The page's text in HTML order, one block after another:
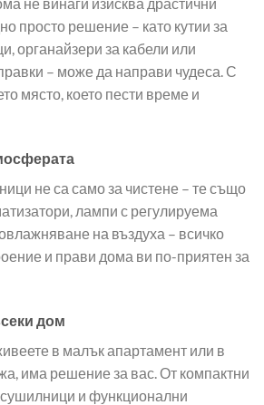
просто решение – като кутии за
органайзери за кабели или
– може да направи чудеса. С
място, което пести време и
не са само за чистене – те също
лампи с регулируема
на въздуха – всичко
и прави дома ви по-приятен за
дом
в малък апартамент или в
има решение за вас. От компактни
и функционални